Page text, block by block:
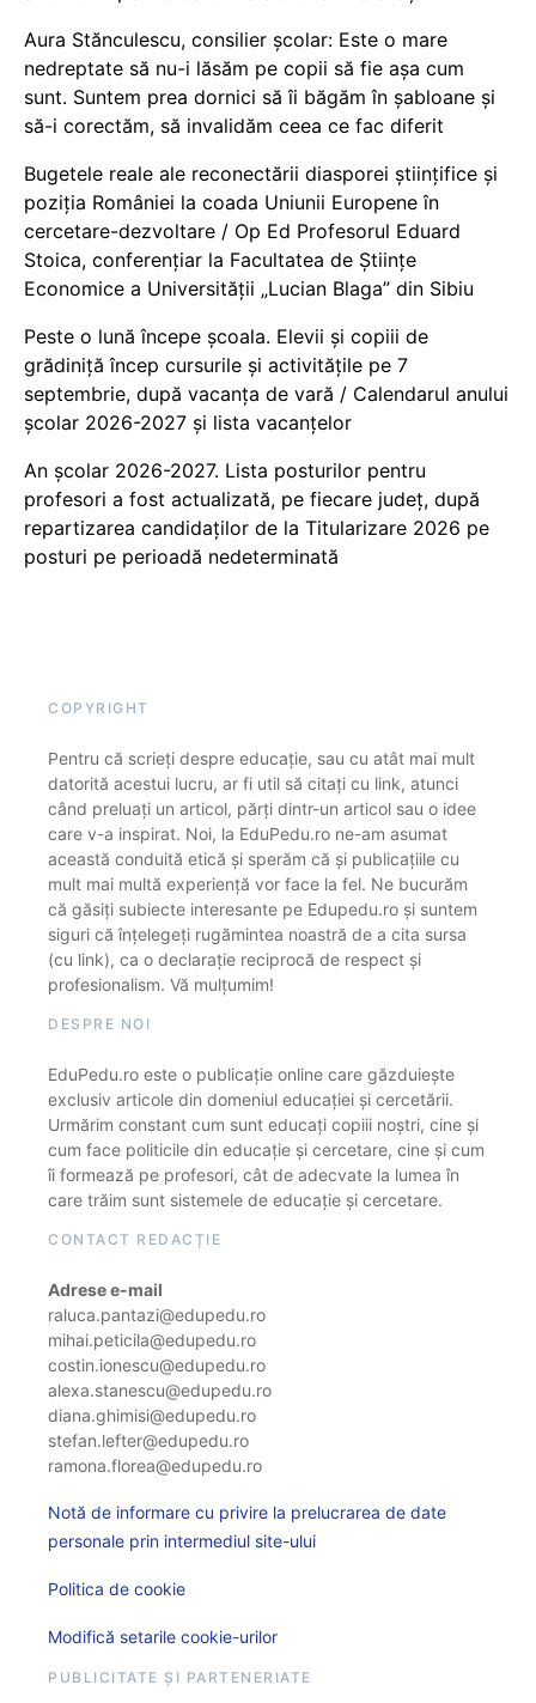
Aura Stănculescu, consilier școlar: Este o mare
nedreptate să nu-i lăsăm pe copii să fie așa cum
sunt. Suntem prea dornici să îi băgăm în șabloane și
să-i corectăm, să invalidăm ceea ce fac diferit
Bugetele reale ale reconectării diasporei științifice și
poziția României la coada Uniunii Europene în
cercetare-dezvoltare / Op Ed Profesorul Eduard
Stoica, conferențiar la Facultatea de Științe
Economice a Universității „Lucian Blaga” din Sibiu
Peste o lună începe școala. Elevii și copiii de
grădiniță încep cursurile și activitățile pe 7
septembrie, după vacanța de vară / Calendarul anului
școlar 2026-2027 și lista vacanțelor
An școlar 2026-2027. Lista posturilor pentru
profesori a fost actualizată, pe fiecare județ, după
repartizarea candidaților de la Titularizare 2026 pe
posturi pe perioadă nedeterminată
COPYRIGHT
Pentru că scrieți despre educație, sau cu atât mai mult
datorită acestui lucru, ar fi util să citați cu link, atunci
când preluați un articol, părți dintr-un articol sau o idee
care v-a inspirat. Noi, la EduPedu.ro ne-am asumat
această conduită etică și sperăm că și publicațiile cu
mult mai multă experiență vor face la fel. Ne bucurăm
că găsiți subiecte interesante pe Edupedu.ro și suntem
siguri că înțelegeți rugămintea noastră de a cita sursa
(cu link), ca o declarație reciprocă de respect și
profesionalism. Vă mulțumim!
DESPRE NOI
EduPedu.ro este o publicație online care găzduiește
exclusiv articole din domeniul educației și cercetării.
Urmărim constant cum sunt educați copiii noștri, cine și
cum face politicile din educație și cercetare, cine și cum
îi formează pe profesori, cât de adecvate la lumea în
care trăim sunt sistemele de educație și cercetare.
CONTACT REDACȚIE
Adrese e-mail
raluca.pantazi@edupedu.ro
mihai.peticila@edupedu.ro
costin.ionescu@edupedu.ro
alexa.stanescu@edupedu.ro
diana.ghimisi@edupedu.ro
stefan.lefter@edupedu.ro
ramona.florea@edupedu.ro
Notă de informare cu privire la prelucrarea de date
personale prin intermediul site-ului
Politica de cookie
Modifică setarile cookie-urilor
PUBLICITATE ȘI PARTENERIATE